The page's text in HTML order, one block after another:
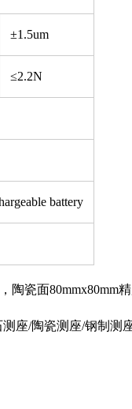
±1.5um
≤2.2N
battery
瓷面80mmx80mm
座/陶瓷测座/钢制测座